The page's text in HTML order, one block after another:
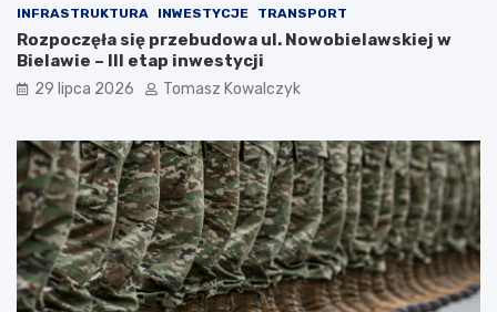
INFRASTRUKTURA INWESTYCJE TRANSPORT
Rozpoczęła się przebudowa ul. Nowobielawskiej w
Bielawie – III etap inwestycji
29 lipca 2026 Tomasz Kowalczyk